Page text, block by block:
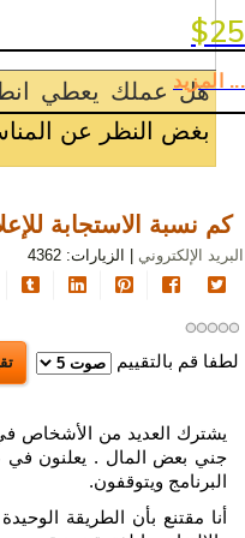
السياحة
تلميحات
الإعلان
و
الترويج
التسويق
و
الإعلان
و
الترويج
الذكاء
سياسة
الخصوصية
$25
... المزيد
الاجتماعية -
كيف
[...]
اقرأ
كم نسبة الاستجابة
البريد الإلكتروني | الزيارات: 4362
لطفا قم بالتقييم
يشترك العديد من الأشخاص في
جني بعض المال . يعلنون في
البرنامج ويتوقفون.
أنا مقتنع بأن الطريقة